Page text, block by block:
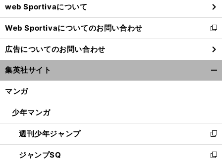
で
開
く
web Sportivaについて
Web Sportivaについてのお問い合わせ
新
し
い
ウ
ィ
ン
ウ
開
く
広告についてのお問い合わせ
集英社サイト
マンガ
少年マンガ
週刊少年ジャンプ
新
し
い
ジャンプSQ
新